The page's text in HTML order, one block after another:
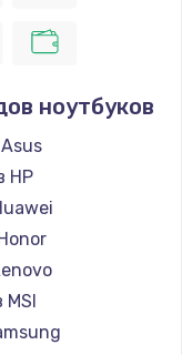
ноутбуков
HP